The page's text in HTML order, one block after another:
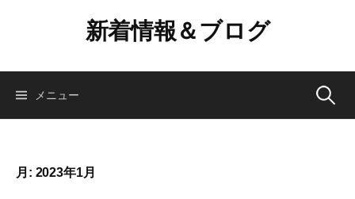
ン
新着情報＆ブログ
メニュー 検
月: 2023年1月